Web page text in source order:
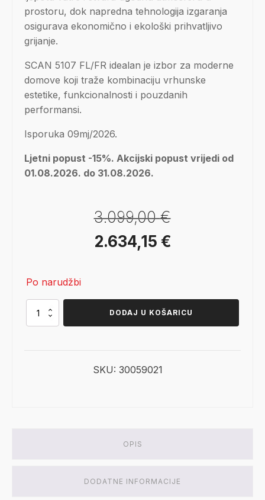
prostoru, dok napredna tehnologija izgaranja
osigurava ekonomično i ekološki prihvatljivo
grijanje.
SCAN 5107 FL/FR idealan je izbor za moderne
domove koji traže kombinaciju vrhunske
estetike, funkcionalnosti i pouzdanih
performansi.
Isporuka 09mj/2026.
Ljetni popust -15%. Akcijski popust vrijedi od
01.08.2026. do 31.08.2026.
3.099,00€
Izvorna
je:
2.634,15 €
2.634,15 €.
Po narudžbi
SCAN
DODAJ U KOŠARICU
SKU: 30059021
OPIS
DODATNE INFORMACIJE